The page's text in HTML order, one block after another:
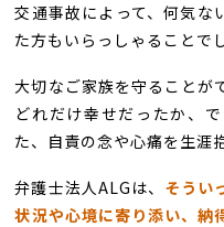
交通事故によって、何気な
た方もいらっしゃることで
大切なご家族を守ることが
どれだけ幸せだったか、
た、自責の念や心痛を生涯
弁護士法人ALGは、 そうい
状況や心境に寄り添い、納